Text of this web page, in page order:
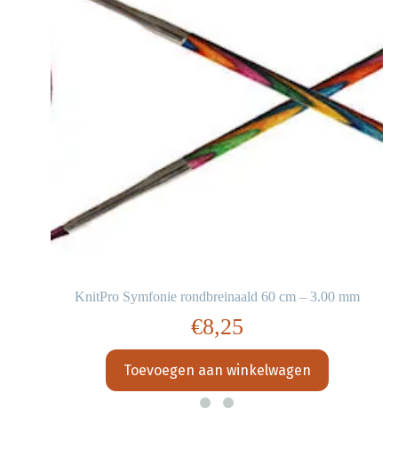
KnitPro Symfonie rondbreinaald 60 cm – 3.00 mm
€8,25
Toevoegen aan winkelwagen